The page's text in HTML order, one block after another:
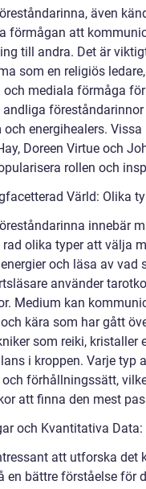
även
förmågan att
till andra. Det är
som en religiös
mediala förmåga
andliga
och energihealers.
Doreen Virtue och
rollen och
Värld: Olika
innebär
rad olika typer att välja
och läsa av
använder
Medium kan
kära som har gått
som reiki, kristaller
i kroppen. Varje typ
och förhållningssätt,
att finna den mest
och Kvantitativa
att utforska det
en bättre förståelse för